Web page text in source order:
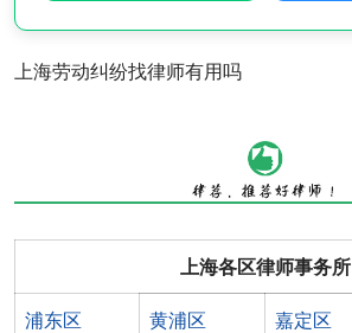
上海劳动纠纷找律师有用吗
上海各区律师事务所
浦东区 黄浦区 嘉定区